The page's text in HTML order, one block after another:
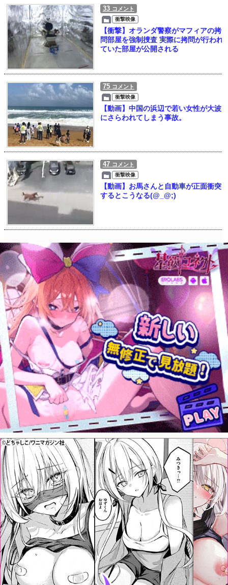
33 コメント
衝撃映像
【衝撃】オランダ警察がマフィアの拷
問部屋を強制捜査 実際に拷問が行われ
ていた部屋が公開される
75 コメント
衝撃映像
【動画】中国の浜辺で若い女性が大波
にさらわれてしまう事故。
47 コメント
衝撃映像
【動画】お馬さんと自動車が正面衝突
するとこうなる(@_@;)